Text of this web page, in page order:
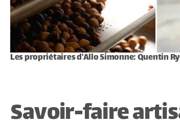
Les propriétaires d'Allo Simonne: Quentin
Savoir-faire